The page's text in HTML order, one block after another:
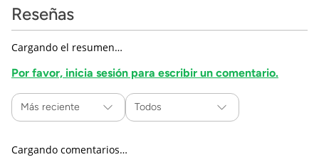
Reseñas
Cargando el resumen…
Por favor, inicia sesión para escribir un comentario.
Más reciente Todos
Cargando comentarios…